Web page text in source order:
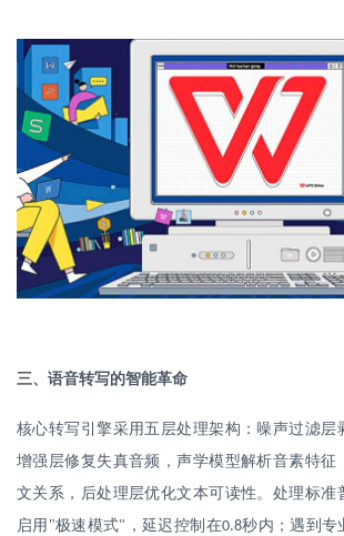
三、语音转写的智能革命
核心转写引擎采用五层处理架构：噪声过滤层
增强层修复失真音频，声学模型解析音素特征
文关系，后处理层优化文本可读性。处理标准
启用 "极速模式" ，延迟控制在0.8秒内；遇到专